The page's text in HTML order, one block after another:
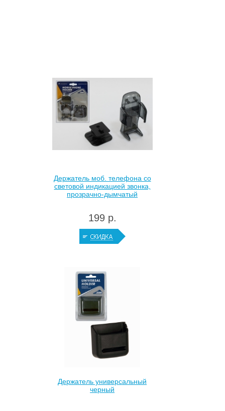
Держатель моб. телефона со
световой индикацией звонка,
прозрачно-дымчатый
199 р.
Держатель универсальный
черный